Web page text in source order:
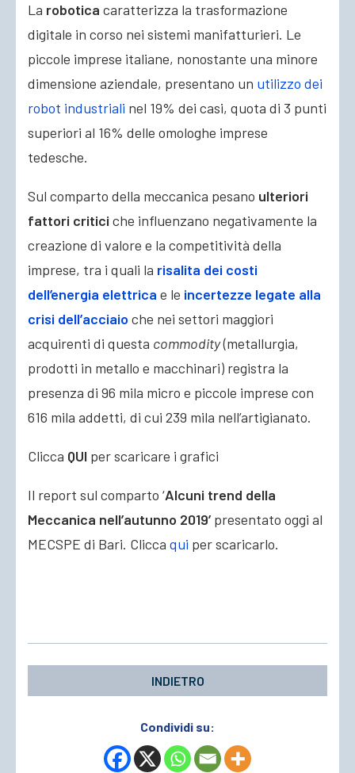
La robotica caratterizza la trasformazione
digitale in corso nei sistemi manifatturieri. Le
piccole imprese italiane, nonostante una minore
dimensione aziendale, presentano un utilizzo dei
robot industriali nel 19% dei casi, quota di 3 punti
superiori al 16% delle omologhe imprese
tedesche.
Sul comparto della meccanica pesano ulteriori
fattori critici che influenzano negativamente la
creazione di valore e la competitività della
imprese, tra i quali la risalita dei costi
dell’energia elettrica e le incertezze legate alla
crisi dell’acciaio che nei settori maggiori
acquirenti di questa commodity(metallurgia,
prodotti in metallo e macchinari) registra la
presenza di 96 mila micro e piccole imprese con
616 mila addetti, di cui 239 mila nell’artigianato.
Clicca QUI per scaricare i grafici
Il report sul comparto ‘Alcuni trend della
Meccanica nell’autunno 2019’ presentato oggi al
MECSPE di Bari. Clicca qui per scaricarlo.
INDIETRO
Condividi su: